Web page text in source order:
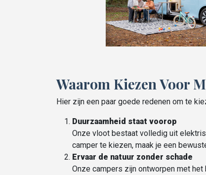
Waarom Kiezen Voor
Hier zijn een paar goede redenen om te
Duurzaamheid staat voorop
Onze vloot bestaat volledig uit
camper te kiezen, maak je een
Ervaar de natuur zonder schade
Onze campers zijn ontworpen met